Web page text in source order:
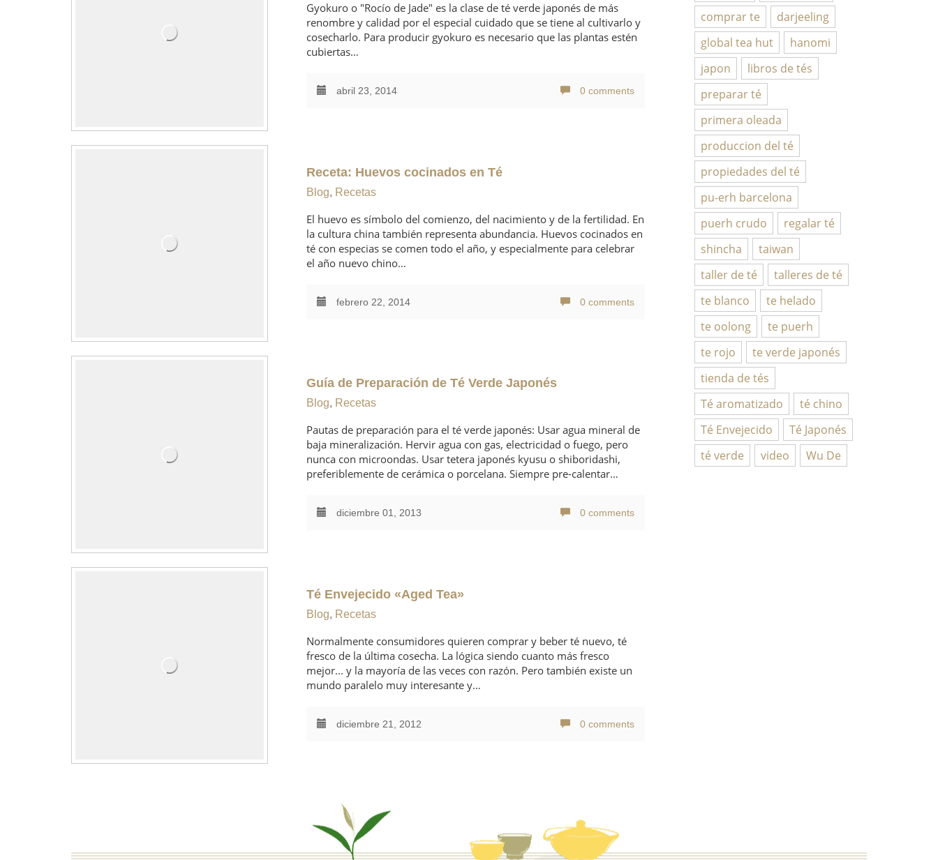
Gyokuro o "Rocío de Jade" es la clase de té verde japonés de más
renombre y calidad por el especial cuidado que se tiene al cultivarlo y
cosecharlo. Para producir gyokuro es necesario que las plantas estén
cubiertas…
abril 23, 2014 0 comments
Receta: Huevos cocinados en Té
Blog, Recetas
El huevo es símbolo del comienzo, del nacimiento y de la fertilidad. En
la cultura china también representa abundancia. Huevos cocinados en
té con especias se comen todo el año, y especialmente para celebrar
el año nuevo chino…
febrero 22, 2014 0 comments
Guía de Preparación de Té Verde Japonés
Blog, Recetas
Pautas de preparación para el té verde japonés: Usar agua mineral de
baja mineralización. Hervir agua con gas, electricidad o fuego, pero
nunca con microondas. Usar tetera japonés kyusu o shiboridashi,
preferiblemente de cerámica o porcelana. Siempre pre-calentar…
diciembre 01, 2013 0 comments
Té Envejecido «Aged Tea»
Blog, Recetas
Normalmente consumidores quieren comprar y beber té nuevo, té
fresco de la última cosecha. La lógica siendo cuanto más fresco
mejor... y la mayoría de las veces con razón. Pero también existe un
mundo paralelo muy interesante y…
diciembre 21, 2012 0 comments
comprar te
darjeeling
global tea hut
hanomi
japon
libros de tés
preparar té
primera oleada
produccion del té
propiedades del té
pu-erh barcelona
puerh crudo
regalar té
shincha
taiwan
taller de té
talleres de té
te blanco
te helado
te oolong
te puerh
te rojo
te verde japonés
tienda de tés
Té aromatizado
té chino
Té Envejecido
Té Japonés
té verde
video Wu De